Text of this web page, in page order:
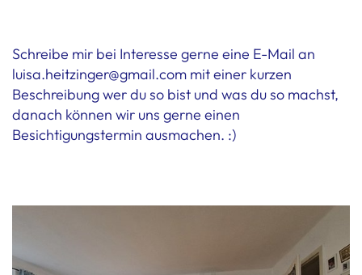
Schreibe mir bei Interesse gerne eine E-Mail an
luisa.heitzinger@gmail.com mit einer kurzen
Beschreibung wer du so bist und was du so machst,
danach können wir uns gerne einen
Besichtigungstermin ausmachen. :)